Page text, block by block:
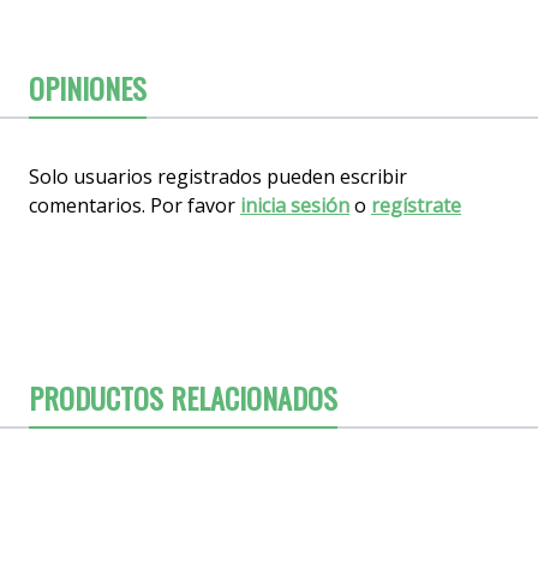
OPINIONES
Solo usuarios registrados pueden escribir
comentarios. Por favor inicia sesióno regístrate
PRODUCTOS RELACIONADOS